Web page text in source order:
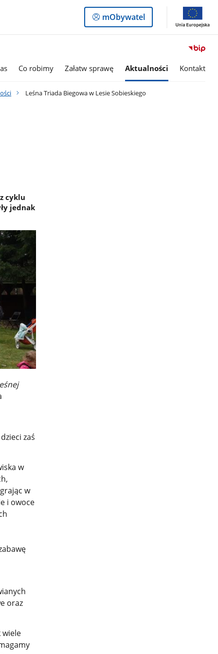
Logowanie
do
mObywatel
Co robimy Załatw sprawę Aktualności Kontakt
Leśna Triada Biegowa w Lesie Sobieskiego
cyklu
jednak
zaś
w
w
i owoce
oraz
wiele